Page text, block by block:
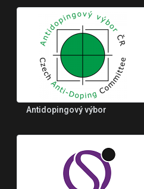
Antidopingový výbor